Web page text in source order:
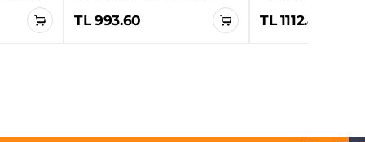
TL 993.60 TL 1112.40